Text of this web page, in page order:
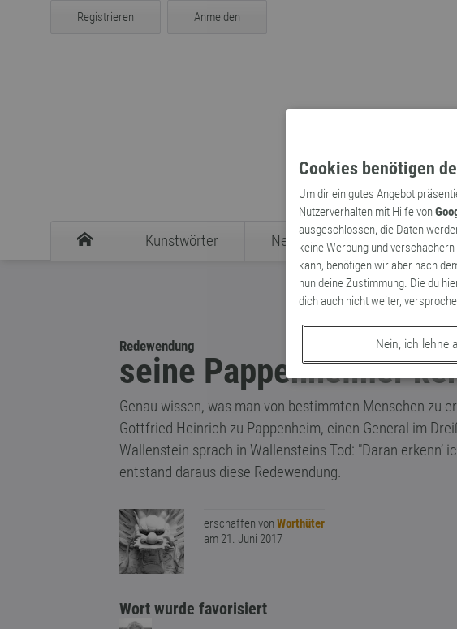
Cookies benötigen
Um dir ein gutes Angebot
Nutzerverhalten mit Hilfe von
ausgeschlossen, die Daten
keine Werbung und
kann, benötigen wir aber nach
nun deine Zustimmung. Die du
dich auch nicht weiter,
Nein, ich lehne
Registrieren Anmelden
Kunstwörter Neologismen
Redewendung
seine Pappenheimer
Genau wissen, was man von bestimmten Menschen zu
Gottfried Heinrich zu Pappenheim, einen General im
Wallenstein sprach in Wallensteins Tod: "Daran erkenn’
entstand daraus diese Redewendung.
erschaffen von Worthüter
am 21. Juni 2017
Wort wurde favorisiert